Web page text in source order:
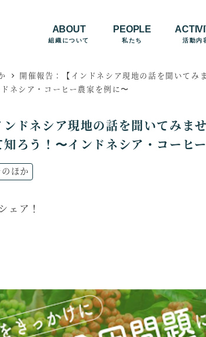
ABOUT
組織について
PEOPLE
私たち 活動内
開催報告：【インドネシア現地の話を聞いてみ
ネシア・コーヒー農家を例に〜
ドネシア現地の話を聞いてみま
ろう！〜インドネシア・コーヒ
ースのカテゴリー
のほか
ェア！